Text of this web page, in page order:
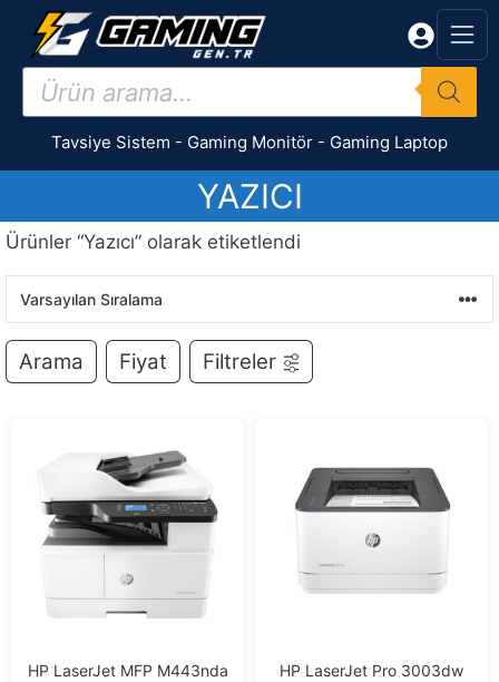
İçeriğe
Products
search
Tavsiye Sistem - Gaming Monitör - Gaming Laptop
YAZICI
Ürünler “Yazıcı” olarak etiketlendi
Arama Fiyat Filtreler
HP LaserJet MFP M443nda
HP LaserJet Pro 3003dw